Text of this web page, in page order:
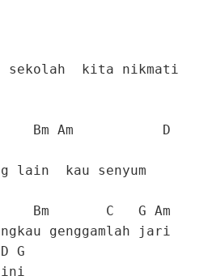
sekolah kita nikmati
Am D
lain kau senyum
C G Am
genggamlah jari
G
ini